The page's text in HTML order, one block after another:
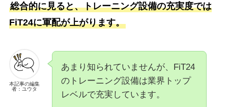
総合的に見ると、トレーニング設備の充実度では
FiT24に軍配が上がります。
本記事の編集
者：ユウタ
あまり知られていませんが、FiT24
のトレーニング設備は業界トップ
レベルで充実しています。